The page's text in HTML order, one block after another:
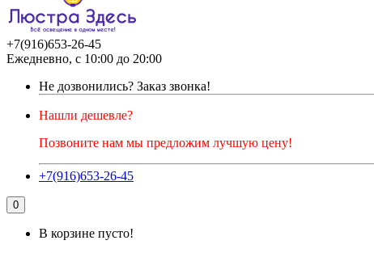
+7(916)653-26-45
Ежедневно, с 10:00 до 20:00
Не дозвонились? Заказ звонка!
Нашли дешевле?
Позвоните нам мы предложим лучшую цену!
+7(916)653-26-45
0
В корзине пусто!